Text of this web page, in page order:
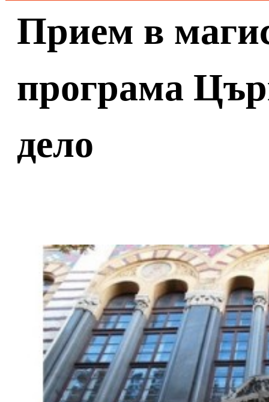
Прием в
програма
дело